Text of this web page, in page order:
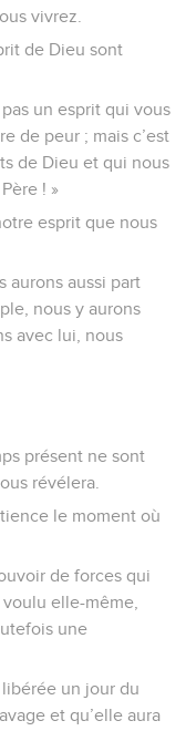
vivrez.
de Dieu sont
pas un esprit qui vous
de peur ; mais c’est
de Dieu et qui nous
! »
esprit que nous
aurons aussi part
nous y aurons
avec lui, nous
présent ne sont
révélera.
le moment où
de forces qui
elle-même,
une
un jour du
et qu’elle aura